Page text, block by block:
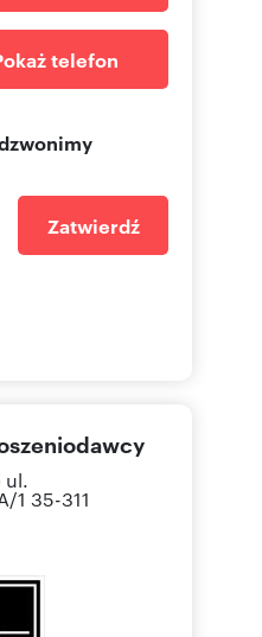
telefon
Zatwierdź
ul.
1 35-311